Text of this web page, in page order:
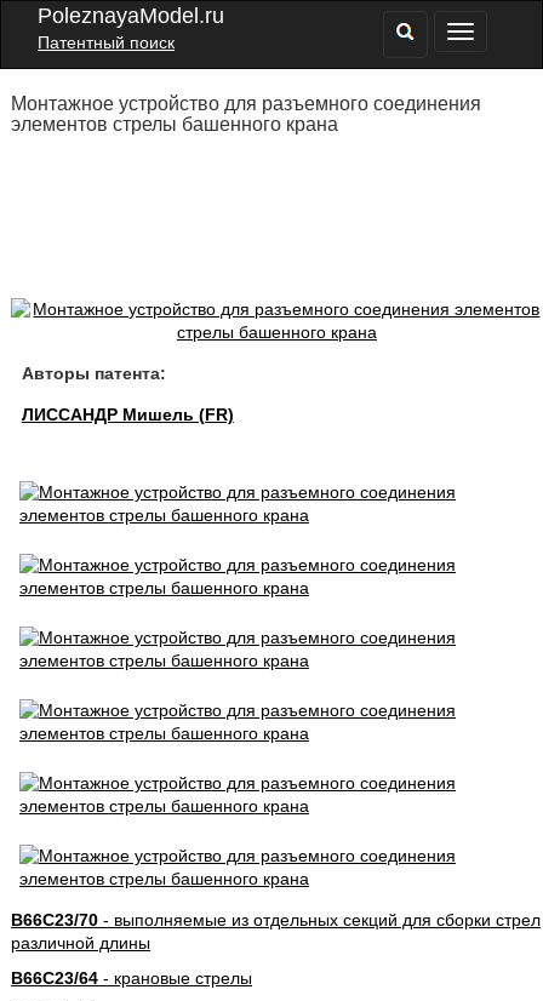
PoleznayaModel.ru
Патентный поиск
Монтажное устройство для разъемного соединения
элементов стрелы башенного крана
Авторы патента:
ЛИССАНДР Мишель (FR)
B66C23/70- выполняемые из отдельных секций для сборки стрел
различной длины
B66C23/64- крановые стрелы